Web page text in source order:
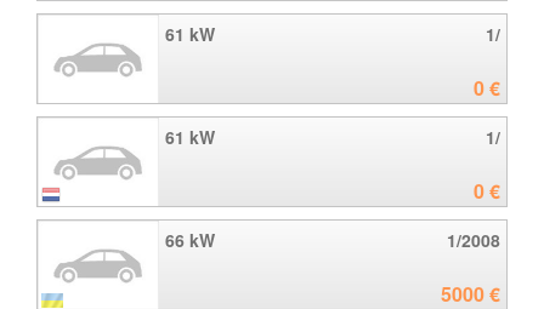
61 kW 1/
0 €
61 kW 1/
0 €
66 kW 1/2008
5000 €